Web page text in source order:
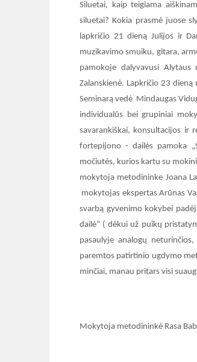
Siluetai, kaip teigiama
siluetai? Kokia prasmė juose
lapkričio 21 dieną Julijos ir
muzikavimo smuiku, gitara,
pamokoje dalyvavusi
Zalanskienė. Lapkričio 23
Seminarą vedė Mindaugas
individualūs bei grupiniai
savarankiškai, konsultacijos
fortepijono - dailės pamoka
močiutės, kurios kartu su
mokytoja metodininke Joana
mokytojas ekspertas Arūnas
svarbą gyvenimo kokybei
dailė“ ( dėkui už puikų
pasaulyje analogų
paremtos patirtinio ugdymo
minčiai, manau pritars visi
Mokytoja metodininkė Rasa